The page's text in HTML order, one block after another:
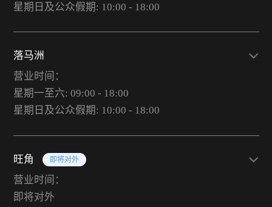
星期日及公众假期: 10:00 - 18:00
落马洲
营业时间：
星期一至六: 09:00 - 18:00
星期日及公众假期: 10:00 - 18:00
旺角 即将对外
营业时间：
即将对外